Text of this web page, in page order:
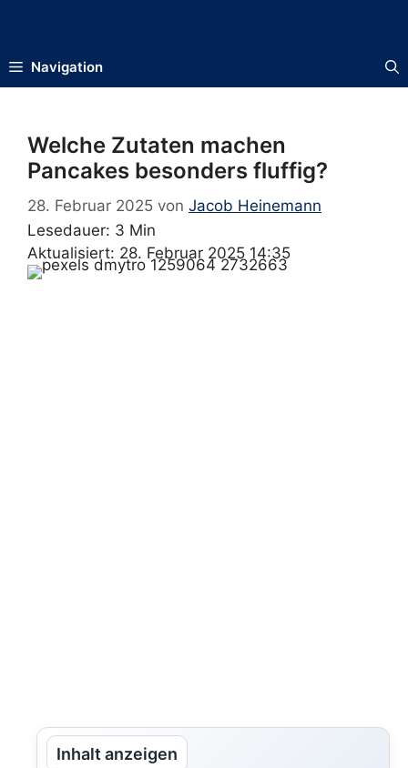
Navigation
Welche Zutaten machen
Pancakes besonders fluffig?
28. Februar 2025 von Jacob Heinemann
Lesedauer: 3 Min
Aktualisiert: 28. Februar 2025 14:35
Inhalt anzeigen